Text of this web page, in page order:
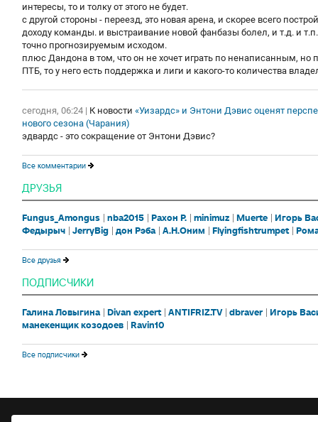
интересы, то и толку от этого не будет.
с другой стороны - переезд, это новая арена, и скорее всего
доходу команды. и выстраивание новой фанбазы болел, и т.д. и
точно прогнозируемым исходом.
плюс Дандона в том, что он не хочет играть по ненаписанным,
ПТБ, то у него есть поддержка и лиги и какого-то количества
сегодня, 06:24 | К новости «Уизардс» и Энтони Дэвис оценят
нового сезона (Чарания)
эдвардс - это сокращение от Энтони Дэвис?
Все комментарии
ДРУЗЬЯ
Fungus_Amongus nba2015 Рахон Р. minimuz Muerte Игорь
Федырыч JerryBig дон Рэба А.Н.Оним Flyingfishtrumpet
Все друзья
ПОДПИСЧИКИ
Галина Ловыгина Divan expert ANTIFRIZ.TV dbraver Игорь
манекенщик козодоев Ravin10
Все подписчики